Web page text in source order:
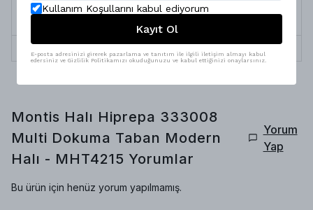
Üretim Özelliği
Doğa dostu iplik, yüksek teknolojili özel
Montis Halı Hiprepa 333008
Multi Dokuma Taban Modern
Halı - MHT4215 Yorumlar
Yorum
Yap
Bu ürün için henüz yorum yapılmamış.
Kullanım Koşullarını kabul ediyorum
Kayıt Ol
E-posta adresinizi girerek pazarlama ve tanıtım ile ilgili iletişim almayı kabul
edersiniz ve Gizlilik Politikamızı okuduğunuzu ve kabul ettiğinizi onaylarsınız.